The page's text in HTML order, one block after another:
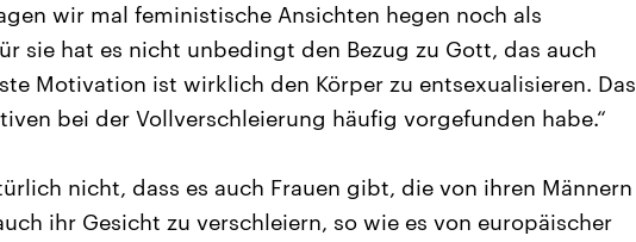
wir mal feministische Ansichten hegen noch als
sie hat es nicht unbedingt den Bezug zu Gott, das auch
Motivation ist wirklich den Körper zu entsexualisieren. Das
bei der Vollverschleierung häufig vorgefunden habe.“
nicht, dass es auch Frauen gibt, die von ihren Männern
ihr Gesicht zu verschleiern, so wie es von europäischer